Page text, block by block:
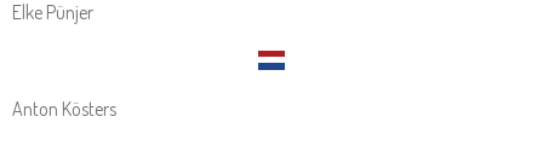
Elke Pünjer
Anton Kösters